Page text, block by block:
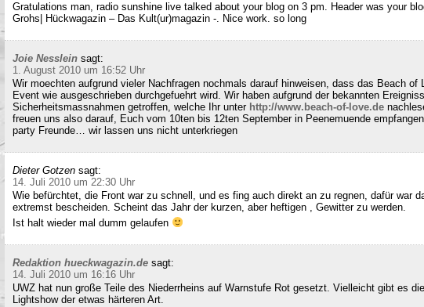
Gratulations man, radio sunshine live talked about your blog on 3 pm. Header was your
Grohs| Hückwagazin – Das Kult(ur)magazin -. Nice work. so long
Joie Nesslein sagt:
1. August 2010 um 16:52 Uhr
Wir moechten aufgrund vieler Nachfragen nochmals darauf hinweisen, dass das Beach of
Event wie ausgeschrieben durchgefuehrt wird. Wir haben aufgrund der bekannten
Sicherheitsmassnahmen getroffen, welche Ihr unter http://www.beach-of-love.de
freuen uns also darauf, Euch vom 10ten bis 12ten September in Peenemuende
party Freunde… wir lassen uns nicht unterkriegen
Dieter Gotzen sagt:
14. Juli 2010 um 22:30 Uhr
Wie befürchtet, die Front war zu schnell, und es fing auch direkt an zu regnen, dafür war
extremst bescheiden. Scheint das Jahr der kurzen, aber heftigen , Gewitter zu werden.
Ist halt wieder mal dumm gelaufen
Redaktion hueckwagazin.de sagt:
14. Juli 2010 um 16:16 Uhr
UWZ hat nun große Teile des Niederrheins auf Warnstufe Rot gesetzt. Vielleicht gibt es
Lightshow der etwas härteren Art.